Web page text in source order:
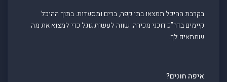
בקרבת ההיכל תמצאו בתי קפה, ברים ומסעדות. בתוך ההיכל
קיימים בדר”כ דוכני מכירה. שווה לעשות גוגל כדי למצוא את מה
שמתאים לך.
איפה חונים?